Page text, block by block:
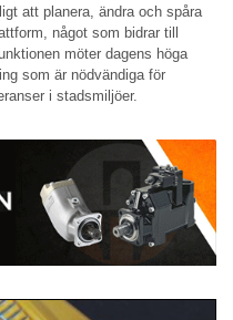
att planera, ändra och spåra
något som bidrar till
möter dagens höga
som är nödvändiga för
i stadsmiljöer.